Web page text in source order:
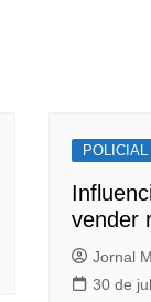
POLICIAL
vender
Jornal
30 de